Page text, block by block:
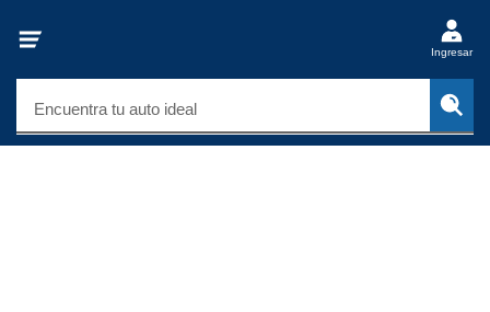
Ingresar
Encuentra tu auto ideal